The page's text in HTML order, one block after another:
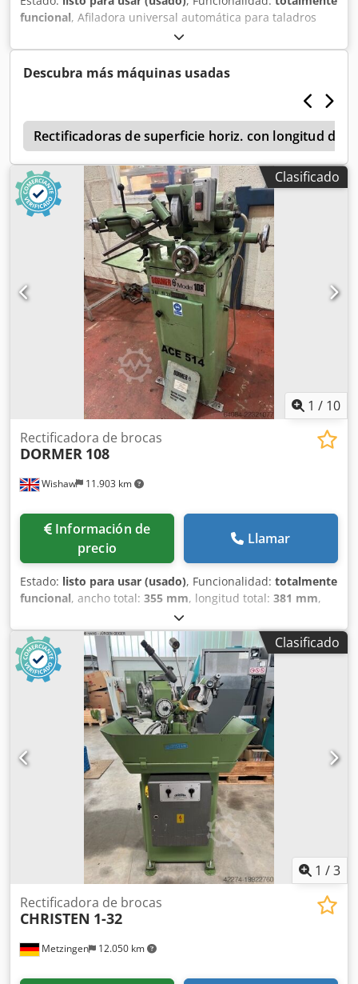
funcional, Afiladora universal automática para taladros
Brierley Modelo: ZB 32 Dedpfxszlhlpe Af Tokr Capacidad:
2,5-32 mm Con levas.
Descubra más máquinas usadas
Rectificadoras de superficie horiz. con longitud de
Clasificado
1 / 10
Wishaw 11.903 km
Rectificadora de brocas
DORMER 108
Información de
precio
Llamar
Estado: listo para usar (usado), Funcionalidad: totalmente
funcional, ancho total: 355 mm, longitud total: 381 mm,
, diámetro de disco rectificador:
mm, Afiladora automática de brocas Dormer Modelo: 108
Dedpfxszlg Szo Af Tjkr
Clasificado
1 /3
Metzingen 12.050 km
Rectificadora de brocas
CHRISTEN 1-32